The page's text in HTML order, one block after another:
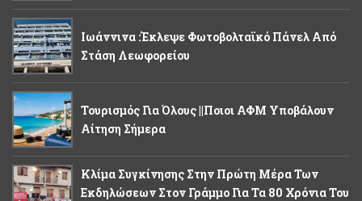
Ιωάννινα :Έκλεψε Φωτοβολταϊκό Πάνελ Από
Στάση Λεωφορείου
Τουρισμός Για Όλους ||Ποιοι ΑΦΜ Υποβάλουν
Αίτηση Σήμερα
Κλίμα Συγκίνησης Στην Πρώτη Μέρα Των
Εκδηλώσεων Στον Γράμμο Για Τα 80 Χρόνια Του